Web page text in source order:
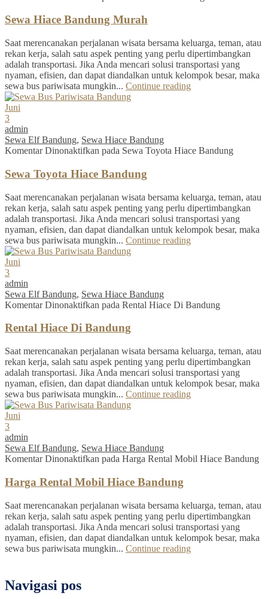
Sewa Hiace Bandung Murah
Saat merencanakan perjalanan wisata bersama keluarga, teman, atau
rekan kerja, salah satu aspek penting yang perlu dipertimbangkan
adalah transportasi. Jika Anda mencari solusi transportasi yang
nyaman, efisien, dan dapat diandalkan untuk kelompok besar, maka
sewa bus pariwisata mungkin... Continue reading
Juni
3
admin
Sewa Elf Bandung, Sewa Hiace Bandung
Komentar Dinonaktifkan pada Sewa Toyota Hiace Bandung
Sewa Toyota Hiace Bandung
Saat merencanakan perjalanan wisata bersama keluarga, teman, atau
rekan kerja, salah satu aspek penting yang perlu dipertimbangkan
adalah transportasi. Jika Anda mencari solusi transportasi yang
nyaman, efisien, dan dapat diandalkan untuk kelompok besar, maka
sewa bus pariwisata mungkin... Continue reading
Juni
3
admin
Sewa Elf Bandung, Sewa Hiace Bandung
Komentar Dinonaktifkan pada Rental Hiace Di Bandung
Rental Hiace Di Bandung
Saat merencanakan perjalanan wisata bersama keluarga, teman, atau
rekan kerja, salah satu aspek penting yang perlu dipertimbangkan
adalah transportasi. Jika Anda mencari solusi transportasi yang
nyaman, efisien, dan dapat diandalkan untuk kelompok besar, maka
sewa bus pariwisata mungkin... Continue reading
Juni
3
admin
Sewa Elf Bandung, Sewa Hiace Bandung
Komentar Dinonaktifkan pada Harga Rental Mobil Hiace Bandung
Harga Rental Mobil Hiace Bandung
Saat merencanakan perjalanan wisata bersama keluarga, teman, atau
rekan kerja, salah satu aspek penting yang perlu dipertimbangkan
adalah transportasi. Jika Anda mencari solusi transportasi yang
nyaman, efisien, dan dapat diandalkan untuk kelompok besar, maka
sewa bus pariwisata mungkin... Continue reading
Navigasi pos